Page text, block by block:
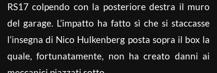
RS17 colpendo con la posteriore destra il muro
del garage. L’impatto ha fatto sì che si staccasse
l’insegna di Nico Hulkenberg posta sopra il box la
quale, fortunatamente, non ha creato danni ai